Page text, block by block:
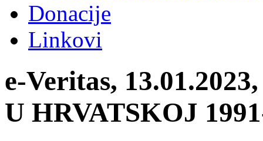
Donacije
Linkovi
e-Veritas,
U HRVATSKOJ